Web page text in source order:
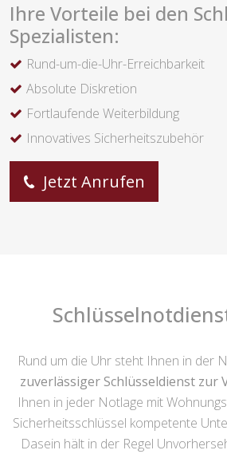
Ihre Vorteile bei den
Spezialisten:
Rund-um-die-Uhr-Erreichbarkeit
Absolute Diskretion
Fortlaufende Weiterbildung
Innovatives Sicherheitszubehör
Jetzt Anrufen
Rund um die Uhr steht Ihnen in der
zuverlässiger Schlüsseldienst zur
Ihnen in jeder Notlage mit
Sicherheitsschlüssel kompetente
Dasein hält in der Regel